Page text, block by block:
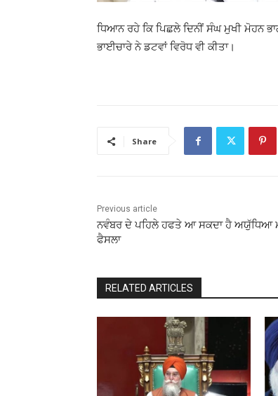
ਧਿਆਨ ਰਹੇ ਕਿ ਪਿਛਲੇ ਦਿਨੀਂ ਸੰਘ ਮੁਖੀ ਮੋਹਨ
ਭਾਈਚਾਰੇ ਨੇ ਡਟਵਾਂ ਵਿਰੋਧ ਵੀ ਕੀਤਾ।
Share
Previous article
ਨਵੰਬਰ ਦੇ ਪਹਿਲੇ ਹਫਤੇ ਆ ਸਕਦਾ ਹੈ ਅਯੁੱਧਿਆ
ਫੈਸਲਾ
RELATED ARTICLES